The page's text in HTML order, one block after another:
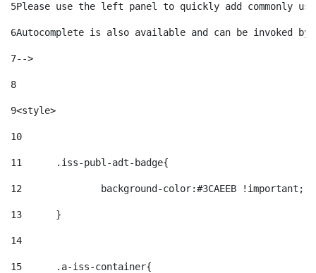
5Please use the left panel to quickly add commonly
6Autocomplete is also available and can be invoked
7-->
8
9<style>
10
11
	.iss-publ-adt-badge{
12
		background-color:#3CAEEB !important;
13
	}
14
15
	.a-iss-container{